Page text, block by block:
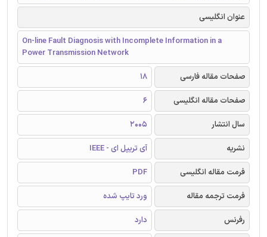
عنوان انگلیسی
On-line Fault Diagnosis with Incomplete Information in a
Power Transmission Network
صفحات مقاله فارسی
18
صفحات مقاله انگلیسی
6
سال انتشار
2005
نشریه
آی تریپل ای - IEEE
فرمت مقاله انگلیسی
PDF
فرمت ترجمه مقاله
ورد تایپ شده
رفرنس
دارد